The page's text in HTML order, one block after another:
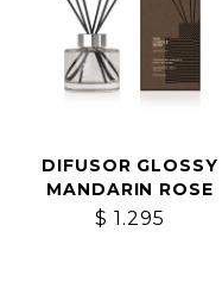
DIFUSOR GLOSSY
MANDARIN ROSE
$ 1.295